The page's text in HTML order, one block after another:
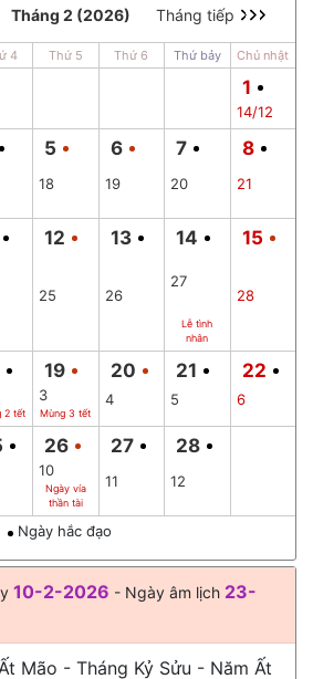
Tháng 2 (2026) Tháng tiếp
4 Thứ 5 Thứ 6 Thứ bảy Chủ nhật
1
14/12
5
18
6
19
7
20
8
21
12
25
13
26
14
27
Lễ tình
nhân
15
28
2 tết
19
3
Mùng 3 tết
20
4
21
5
22
6
26
10
Ngày vía
thần tài
27
11
28
12
Ngày hắc đạo
10-2-2026 - Ngày âm lịch 23-
Mão - Tháng Kỷ Sửu - Năm Ất